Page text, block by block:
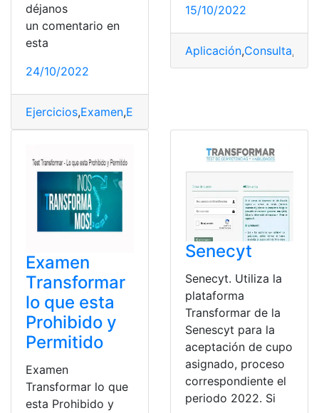
déjanos
un comentario en
esta
24/10/2022
Ejercicios,Examen,Examen de ingreso
15/10/2022
Aplicación,Consulta,
Examen
Transformar
lo que esta
Prohibido y
Permitido
Examen
Transformar lo que
esta Prohibido y
Senecyt
Senecyt. Utiliza la
plataforma
Transformar de la
Senescyt para la
aceptación de cupo
asignado, proceso
correspondiente el
periodo 2022. Si